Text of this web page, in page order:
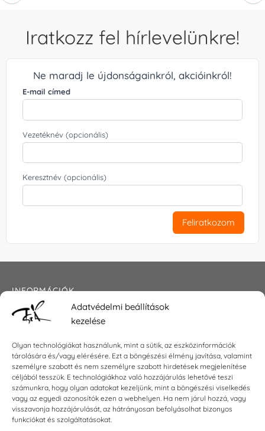
Adatvédelmi beállítások
kezelése
Olyan technológiákat használunk, mint a sütik, az eszközinformációk
tárolására és/vagy elérésére. Ezt a böngészési élmény javítása, valamint
személyre szabott és nem személyre szabott hirdetések megjelenítése
céljából tesszük. E technológiákhoz való hozzájárulás lehetővé teszi
számunkra, hogy olyan adatokat kezeljünk, mint a böngészési viselkedés
vagy az egyedi azonosítók ezen a webhelyen. Ha nem járul hozzá, vagy
visszavonja hozzájárulását, az hátrányosan befolyásolhat bizonyos
funkciókat és szolgáltatásokat.
Iratkozz fel hírlevelünkre!
Ne maradj le újdonságainkról, akcióinkról!
E-mail címed
Vezetéknév (opcionális)
Keresztnév (opcionális)
Feliratkozom
INFORMÁCIÓK
Általános szerződési feltételek
Impresszum
KAPCSOLAT
E-mail:shop@torokszilvi.com
Telefon: +36 30 6767872